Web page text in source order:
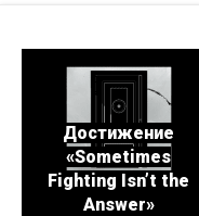
Достижение
«Sometimes
Fighting Isn’t the
Answer»